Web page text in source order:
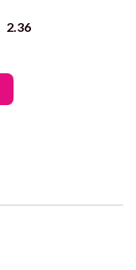
2.36